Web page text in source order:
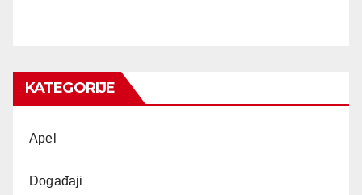
KATEGORIJE
Apel
Događaji